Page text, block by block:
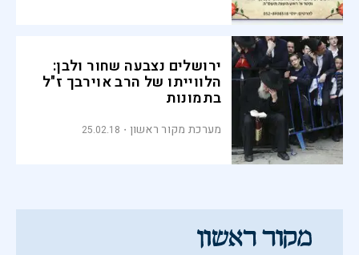
ירושלים נצבעה שחור ולבן:
הלווייתו של הרב אוירבך ז"ל
בתמונות
מערכת מקור ראשון 25.02.18